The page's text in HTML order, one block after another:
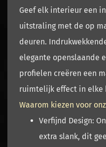
Geef elk interieur een
uitstraling met de op
deuren.
elegante openslaande
profielen creëren een
ruimtelijk effect in elke
Waarom kiezen voor
Verfijnd Design:
extra slank, dit